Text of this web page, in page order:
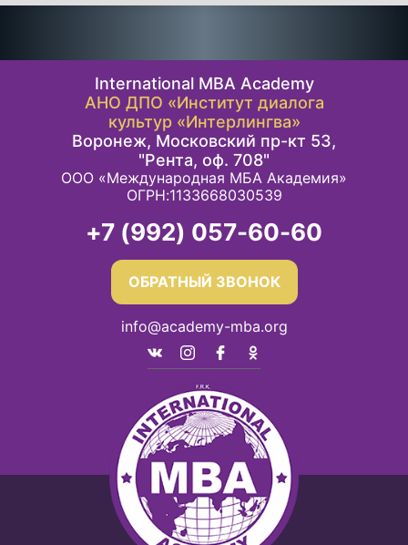
International MBA Academy
АНО ДПО «Институт диалога
культур «Интерлингва»
Воронеж, Московский пр-кт 53,
"Рента, оф. 708"
ООО «Международная МБА Академия»
ОГРН:1133668030539
+7 (992) 057-60-60
ОБРАТНЫЙ ЗВОНОК
info@academy-mba.org
T S d c